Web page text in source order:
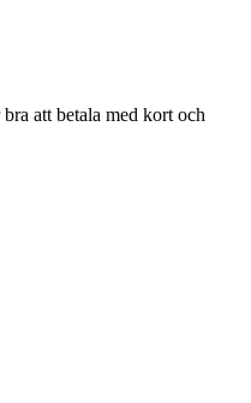
att betala med kort och